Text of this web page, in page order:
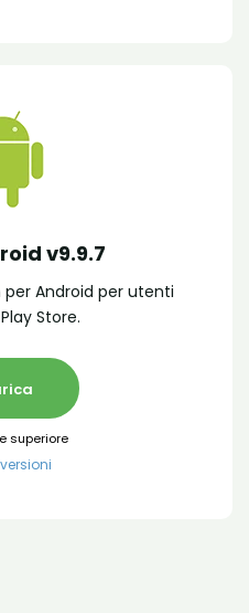
v9.9.7
per Android per utenti
Store.
superiore